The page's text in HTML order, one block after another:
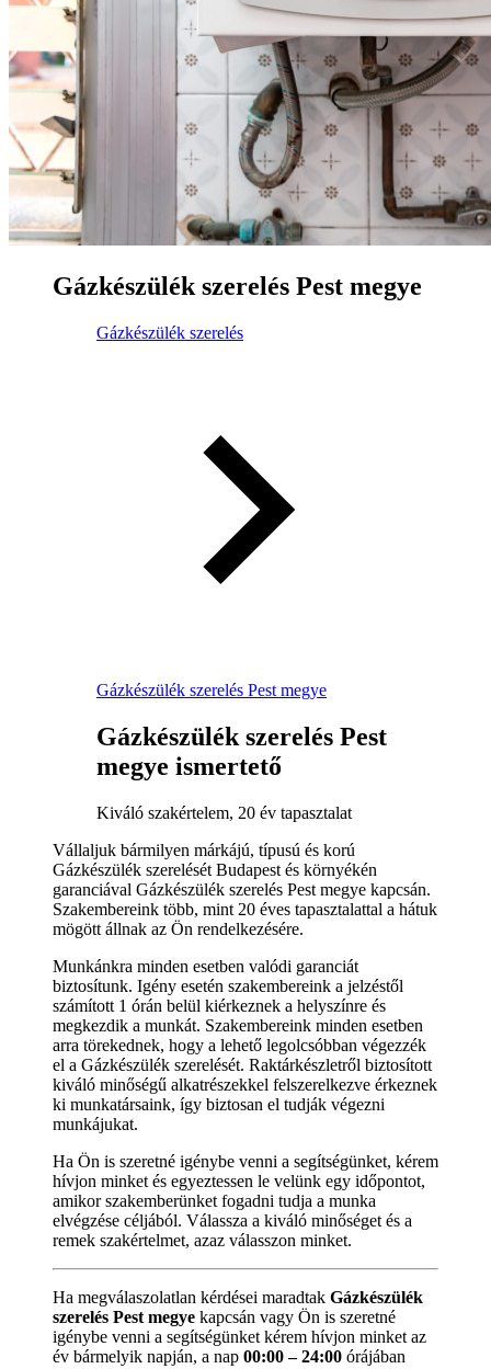
Gázkészülék szerelés Pest megye
Gázkészülék szerelés
Gázkészülék szerelés Pest megye
Gázkészülék szerelés Pest
megye ismertető
Kiváló szakértelem, 20 év tapasztalat
Vállaljuk bármilyen márkájú, típusú és korú
Gázkészülék szerelését Budapest és környékén
garanciával Gázkészülék szerelés Pest megye kapcsán.
Szakembereink több, mint 20 éves tapasztalattal a hátuk
mögött állnak az Ön rendelkezésére.
Munkánkra minden esetben valódi garanciát
biztosítunk. Igény esetén szakembereink a jelzéstől
számított 1 órán belül kiérkeznek a helyszínre és
megkezdik a munkát. Szakembereink minden esetben
arra törekednek, hogy a lehető legolcsóbban végezzék
el a Gázkészülék szerelését. Raktárkészletről biztosított
kiváló minőségű alkatrészekkel felszerelkezve érkeznek
ki munkatársaink, így biztosan el tudják végezni
munkájukat.
Ha Ön is szeretné igénybe venni a segítségünket, kérem
hívjon minket és egyeztessen le velünk egy időpontot,
amikor szakemberünket fogadni tudja a munka
elvégzése céljából. Válassza a kiváló minőséget és a
remek szakértelmet, azaz válasszon minket.
Ha megválaszolatlan kérdései maradtak Gázkészülék
szerelés Pest megye kapcsán vagy Ön is szeretné
igénybe venni a segítségünket kérem hívjon minket az
év bármelyik napján, a nap 00:00 – 24:00 órájában